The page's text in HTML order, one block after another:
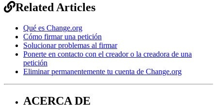
Related Articles
Qué es Change.org
Cómo firmar una petición
Solucionar problemas al firmar
Ponerte en contacto con el creador o la creadora de una
petición
Eliminar permanentemente tu cuenta de Change.org
ACERCA DE